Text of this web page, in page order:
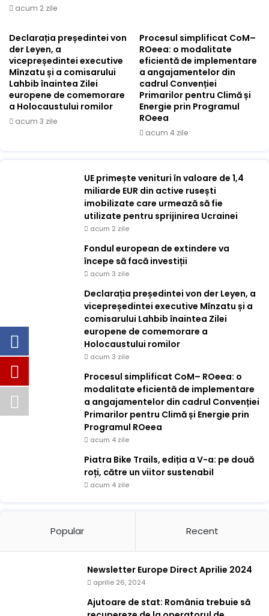
acum 2 zile
Declarația președintei von
der Leyen, a
vicepreședintei executive
Mînzatu și a comisarului
Lahbib înaintea Zilei
europene de comemorare
a Holocaustului romilor
acum 3 zile
Procesul simplificat CoM–
ROeea: o modalitate
eficientă de implementare
a angajamentelor din
cadrul Convenției
Primarilor pentru Climă și
Energie prin Programul
ROeea
acum 4 zile
UE primește venituri în valoare de 1,4
miliarde EUR din active rusești
imobilizate care urmează să fie
utilizate pentru sprijinirea Ucrainei
acum 2 zile
Fondul european de extindere va
începe să facă investiții
acum 3 zile
Declarația președintei von der Leyen, a
vicepreședintei executive Mînzatu și a
comisarului Lahbib înaintea Zilei
europene de comemorare a
Holocaustului romilor
acum 3 zile
Procesul simplificat CoM– ROeea: o
modalitate eficientă de implementare
a angajamentelor din cadrul Convenției
Primarilor pentru Climă și Energie prin
Programul ROeea
acum 4 zile
Piatra Bike Trails, ediția a V-a: pe două
roți, către un viitor sustenabil
acum 4 zile
Popular Recent
Newsletter Europe Direct Aprilie 2024
aprilie 26, 2024
Ajutoare de stat: România trebuie să